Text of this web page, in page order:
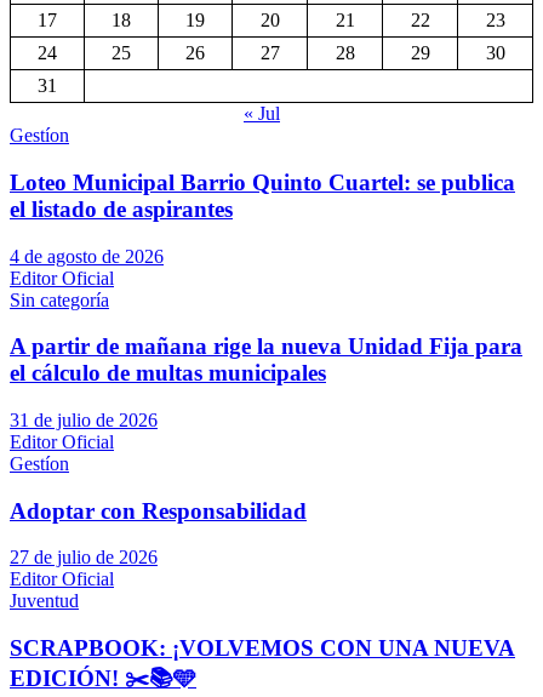
17
18 19 20 21 22
23
24
25 26 27 28 29
30
31
« Jul
Gestíon
Loteo Municipal Barrio Quinto Cuartel: se publica
el listado de aspirantes
4 de agosto de 2026
Editor Oficial
Sin categoría
A partir de mañana rige la nueva Unidad Fija para
el cálculo de multas municipales
31 de julio de 2026
Editor Oficial
Gestíon
Adoptar con Responsabilidad
27 de julio de 2026
Editor Oficial
Juventud
SCRAPBOOK: ¡VOLVEMOS CON UNA NUEVA
EDICIÓN! ✂️📚🩵